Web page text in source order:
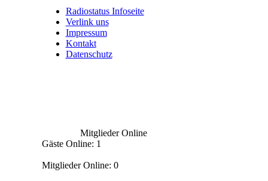
Radiostatus Infoseite
Verlink uns
Impressum
Kontakt
Datenschutz
Mitglieder Online
Gäste Online: 1
Mitglieder Online: 0